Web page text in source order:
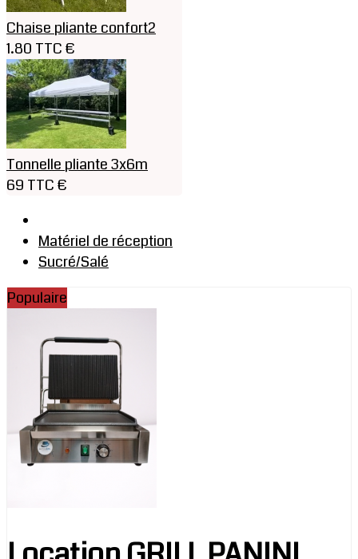
Chaise pliante confort2
1.80 TTC €
Tonnelle pliante 3x6m
69 TTC €
Matériel de réception
Sucré/Salé
Populaire